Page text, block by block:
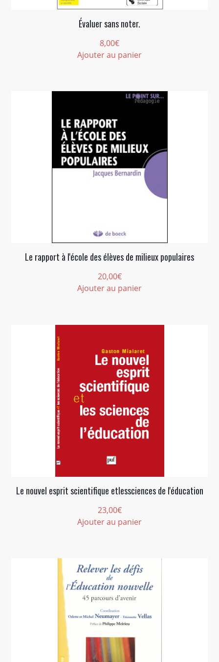
Évaluer sans noter.
8,00€
Ajouter au panier
Le rapport à l'école des élèves de milieux populaires
20,00€
Ajouter au panier
Le nouvel esprit scientifique etlessciences de l'éducation
23,00€
Ajouter au panier